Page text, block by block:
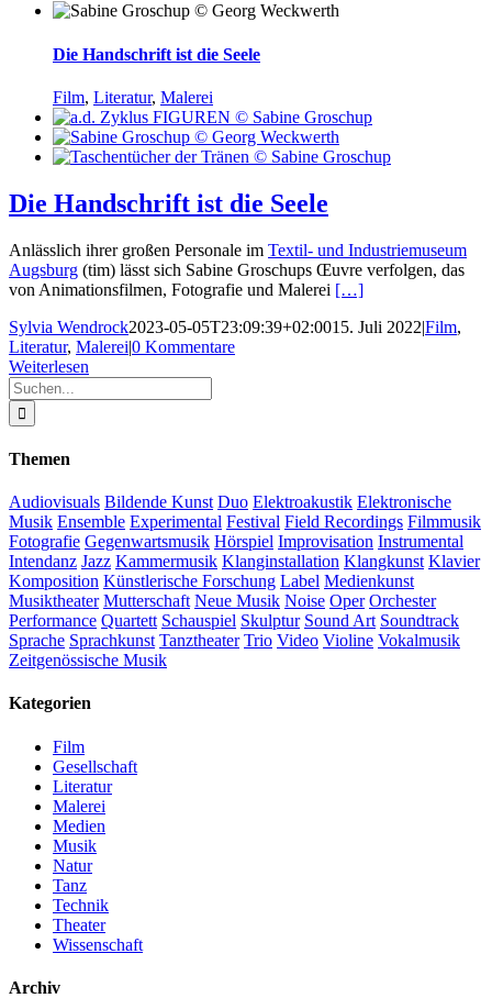
Die Handschrift ist die Seele
Film, Literatur, Malerei
Die Handschrift ist die Seele
Anlässlich ihrer großen Personale im Textil- und Industriemuseum
Augsburg (tim) lässt sich Sabine Groschups Œuvre verfolgen, das
von Animationsfilmen, Fotografie und Malerei […]
Sylvia Wendrock2023-05-05T23:09:39+02:0015. Juli 2022|Film,
Literatur, Malerei|0 Kommentare
Weiterlesen
Suche
nach:
Themen
Audiovisuals Bildende Kunst Duo Elektroakustik Elektronische
Musik Ensemble Experimental Festival Field Recordings Filmmusik
Fotografie Gegenwartsmusik Hörspiel Improvisation Instrumental
Intendanz Jazz Kammermusik Klanginstallation Klangkunst Klavier
Komposition Künstlerische Forschung Label Medienkunst
Musiktheater Mutterschaft Neue Musik Noise Oper Orchester
Performance Quartett Schauspiel Skulptur Sound Art Soundtrack
Sprache Sprachkunst Tanztheater Trio Video Violine Vokalmusik
Zeitgenössische Musik
Kategorien
Film
Gesellschaft
Literatur
Malerei
Medien
Musik
Natur
Tanz
Technik
Theater
Wissenschaft
Archiv